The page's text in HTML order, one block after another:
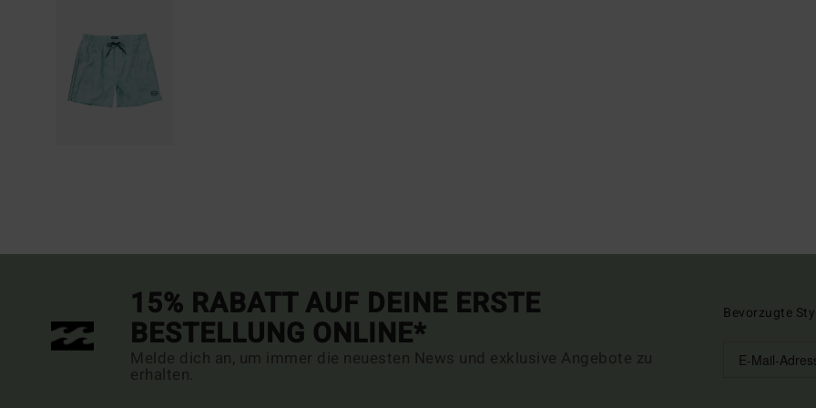
15% RABATT AUF DEINE ERSTE
BESTELLUNG ONLINE*
Melde dich an, um immer die neuesten News und exklusive Angebote zu
erhalten.
Bevorzugte